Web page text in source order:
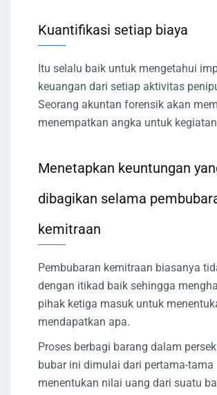
Kuantifikasi setiap biaya
Itu selalu baik untuk mengetahui
keuangan dari setiap aktivitas
Seorang akuntan forensik akan
menempatkan angka untuk
Menetapkan keuntungan
dibagikan selama
kemitraan
Pembubaran kemitraan biasanya
dengan itikad baik sehingga
pihak ketiga masuk untuk
mendapatkan apa.
Proses berbagi barang dalam
bubar ini dimulai dari pertama-tama
menentukan nilai uang dari suatu